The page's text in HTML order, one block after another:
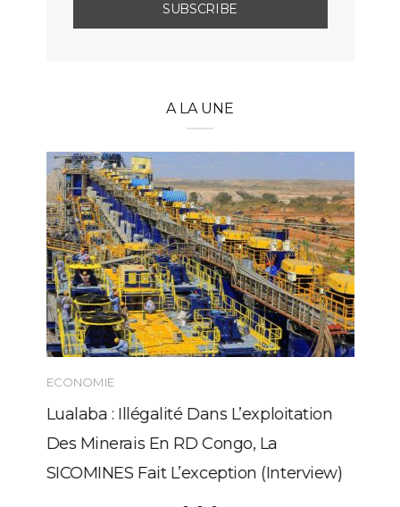
A LA UNE
ECONOMIE
Lualaba : Illégalité Dans L’exploitation
Des Minerais En RD Congo, La
SICOMINES Fait L’exception (Interview)